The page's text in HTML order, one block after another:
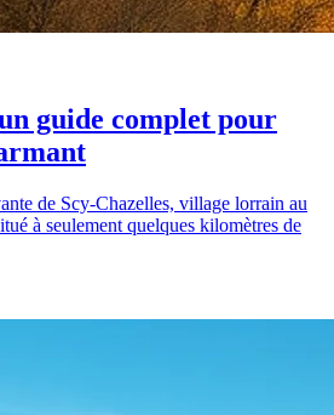
guide complet pour
de Scy-Chazelles, village lorrain au
à seulement quelques kilomètres de